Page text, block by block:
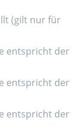
(gilt nur für
entspricht der
entspricht der
entspricht der